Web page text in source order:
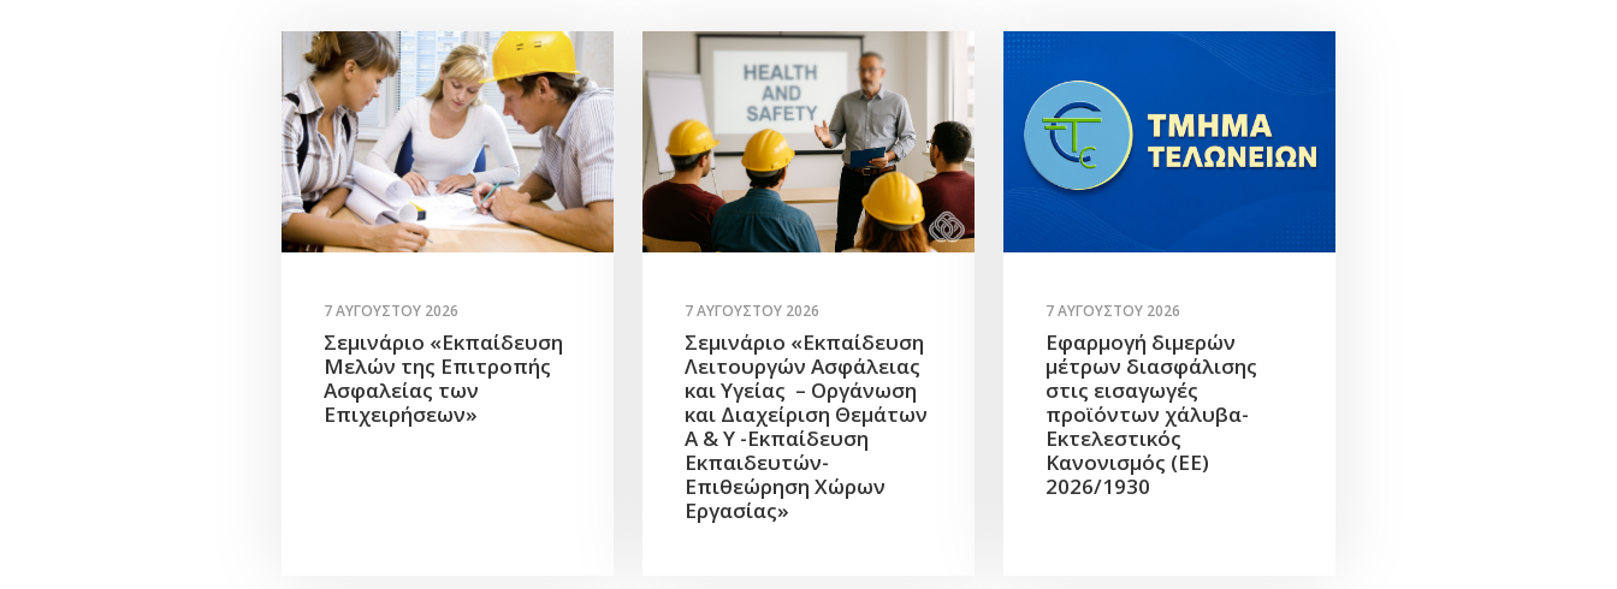
7 ΑΥΓΟΎΣΤΟΥ 2026
Σεμινάριο «Εκπαίδευση
Μελών της Επιτροπής
Ασφαλείας των
Επιχειρήσεων»
7 ΑΥΓΟΎΣΤΟΥ 2026
Σεμινάριο «Εκπαίδευση
Λειτουργών Ασφάλειας
και Υγείας – Οργάνωση
και Διαχείριση Θεμάτων
Α & Υ -Εκπαίδευση
Εκπαιδευτών-
Επιθεώρηση Χώρων
Εργασίας»
7 ΑΥΓΟΎΣΤΟΥ 2026
Εφαρμογή διμερών
μέτρων διασφάλισης
στις εισαγωγές
προϊόντων χάλυβα-
Εκτελεστικός
Κανονισμός (ΕΕ)
2026/1930